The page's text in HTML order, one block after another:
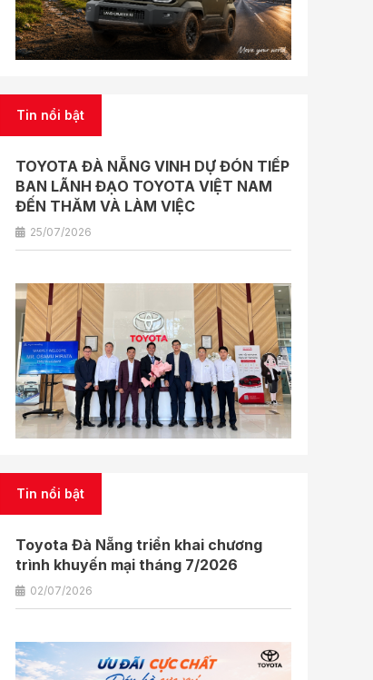
Tin nổi bật
TOYOTA ĐÀ NẴNG VINH DỰ ĐÓN TIẾP
BAN LÃNH ĐẠO TOYOTA VIỆT NAM
ĐẾN THĂM VÀ LÀM VIỆC
25/07/2026
Tin nổi bật
Toyota Đà Nẵng triển khai chương
trình khuyến mại tháng 7/2026
02/07/2026